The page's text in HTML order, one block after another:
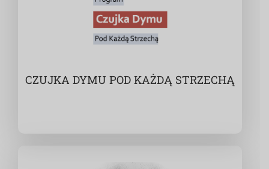
CZUJKA DYMU POD KAŻDĄ STRZECHĄ